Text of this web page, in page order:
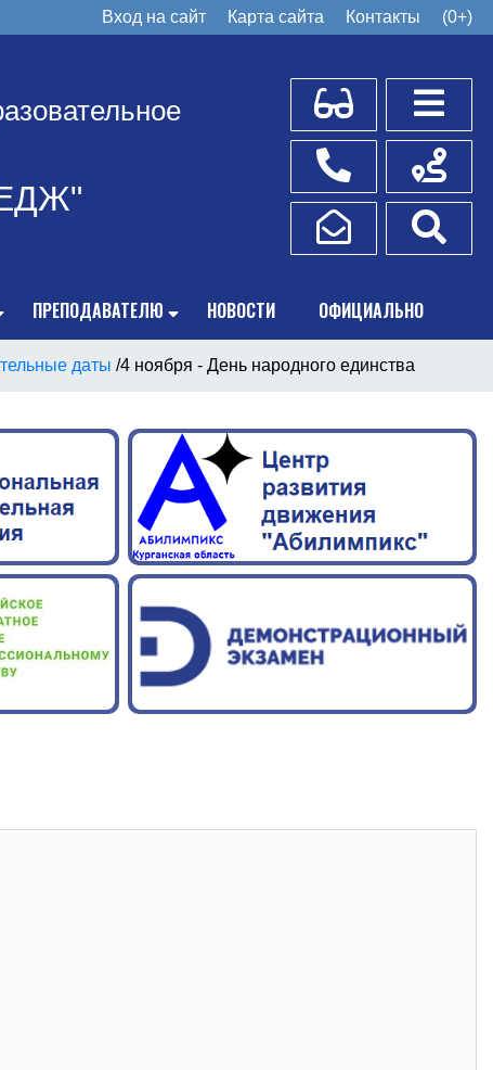
Вход на сайт Карта сайта Контакты (0+)
Для слабовидящих
Телефоны
Написать обращение
Схема
ПРЕПОДАВАТЕЛЮ НОВОСТИ ОФИЦИАЛЬНО
даты /4 ноября - День народного единства